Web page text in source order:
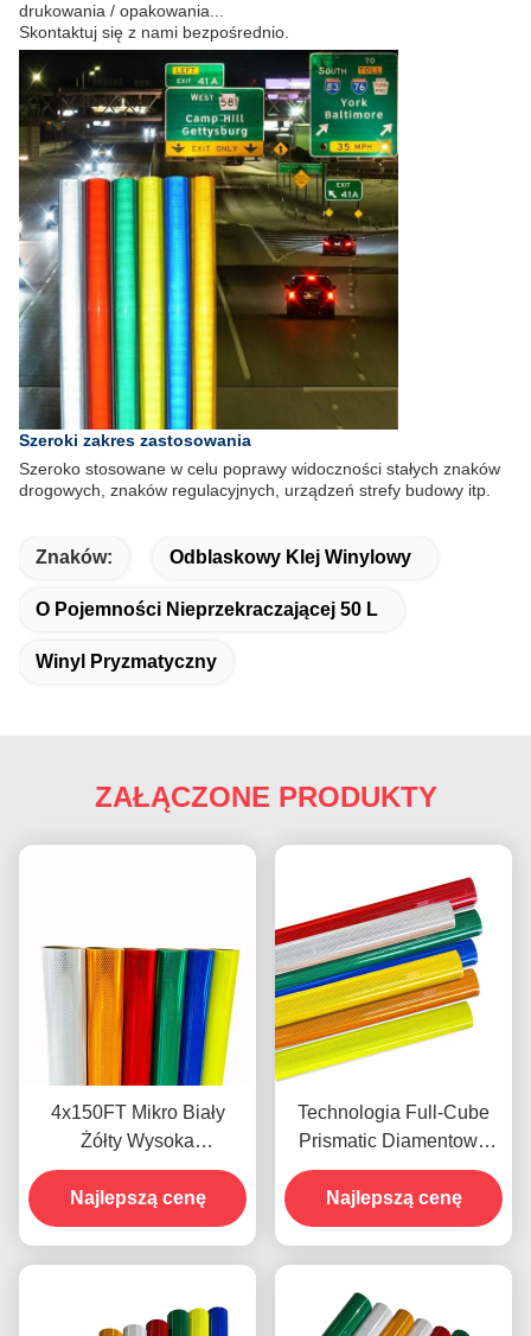
drukowania / opakowania...
Skontaktuj się z nami bezpośrednio.
Szeroki zakres zastosowania
Szeroko stosowane w celu poprawy widoczności stałych znaków
drogowych, znaków regulacyjnych, urządzeń strefy budowy itp.
Znaków: Odblaskowy Klej Winylowy
O Pojemności Nieprzekraczającej 50 L
Winyl Pryzmatyczny
ZAŁĄCZONE PRODUKTY
4x150FT Mikro Biały
Żółty Wysoka
Widoczność Mikro
Diamentowy Odblaskowy
Film Winylowy do
Najlepszą cenę
Technologia Full-Cube
Prismatic Diamentowa
blacha odblaskowa z 10-
letnią żywotnością dla
bezpieczeństwa
Najlepszą cenę